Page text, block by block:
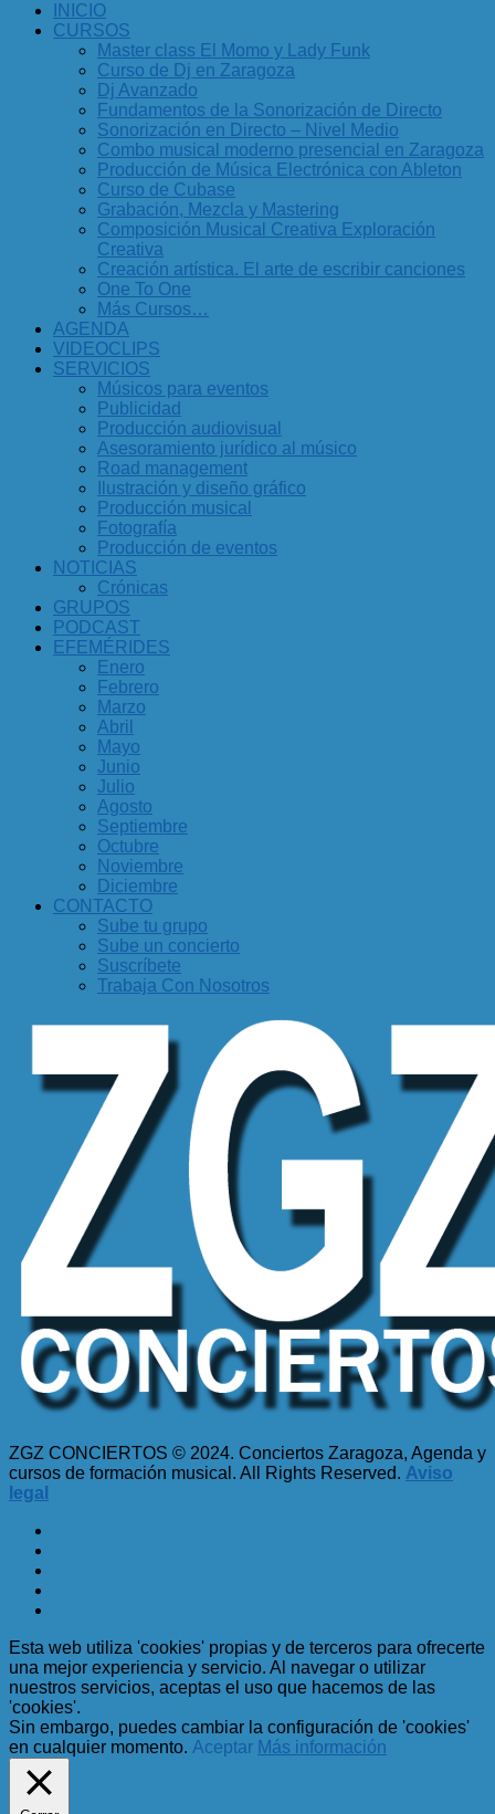
INICIO
CURSOS
Master class El Momo y Lady Funk
Curso de Dj en Zaragoza
Dj Avanzado
Fundamentos de la Sonorización de Directo
Sonorización en Directo – Nivel Medio
Combo musical moderno presencial en Zaragoza
Producción de Música Electrónica con Ableton
Curso de Cubase
Grabación, Mezcla y Mastering
Composición Musical Creativa Exploración
Creativa
Creación artística. El arte de escribir canciones
One To One
Más Cursos…
AGENDA
VIDEOCLIPS
SERVICIOS
Músicos para eventos
Publicidad
Producción audiovisual
Asesoramiento jurídico al músico
Road management
Ilustración y diseño gráfico
Producción musical
Fotografía
Producción de eventos
NOTICIAS
Crónicas
GRUPOS
PODCAST
EFEMÉRIDES
Enero
Febrero
Marzo
Abril
Mayo
Junio
Julio
Agosto
Septiembre
Octubre
Noviembre
Diciembre
CONTACTO
Sube tu grupo
Sube un concierto
Suscríbete
Trabaja Con Nosotros
ZGZ CONCIERTOS © 2024. Conciertos Zaragoza, Agenda y
cursos de formación musical. All Rights Reserved. Aviso
legal
Esta web utiliza 'cookies' propias y de terceros para ofrecerte
una mejor experiencia y servicio. Al navegar o utilizar
nuestros servicios, aceptas el uso que hacemos de las
'cookies'.
Sin embargo, puedes cambiar la configuración de 'cookies'
en cualquier momento. Aceptar Más información